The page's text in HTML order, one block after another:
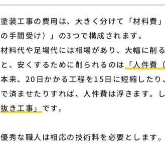
塗装工事の費用は、大きく分けて「材料費
の手間受け）」の3つで構成されます。
材料代や足場代には相場があり、大幅に削
と、安くするために削られるのは 「人件費
本来、20日かかる工程を15日に短縮した
で済ませたりすれば、人件費は浮きます。
抜き工事」 です。
優秀な職人は相応の技術料を必要とします。